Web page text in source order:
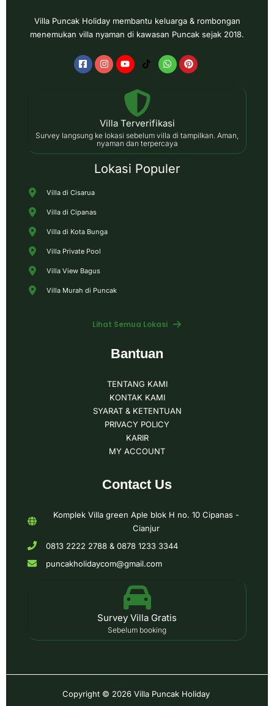
Villa Puncak Holiday membantu keluarga & rombongan
menemukan villa nyaman di kawasan Puncak sejak 2018.
Villa Terverifikasi
Survey langsung ke lokasi sebelum villa di tampilkan. Aman,
nyaman dan terpercaya
Lokasi Populer
Villa di Cisarua
Villa di Cipanas
Villa di Kota Bunga
Villa Private Pool
Villa View Bagus
Villa Murah di Puncak
Lihat Semua Lokasi
Bantuan
TENTANG KAMI
KONTAK KAMI
SYARAT & KETENTUAN
PRIVACY POLICY
KARIR
MY ACCOUNT
Contact Us
Komplek Villa green Aple blok H no. 10 Cipanas -
Cianjur
0813 2222 2788 & 0878 1233 3344
puncakholidaycom@gmail.com
Survey Villa Gratis
Sebelum booking
Copyright © 2026 Villa Puncak Holiday